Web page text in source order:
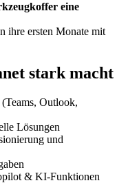
eine
ihre ersten Monate mit
stark macht
Outlook,
Lösungen
und
& KI-Funktionen